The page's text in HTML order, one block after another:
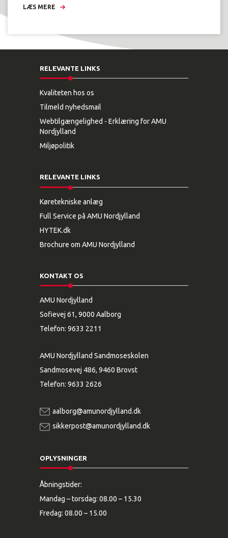
LÆS MERE
RELEVANTE LINKS
Kvaliteten hos os
Tilmeld nyhedsmail
Webtilgængelighed - Erklæring for AMU
Nordjylland
Miljøpolitik
RELEVANTE LINKS
Køretekniske anlæg
Full Service på AMU Nordjylland
HYTEK.dk
Brochure om AMU Nordjylland
KONTAKT OS
AMU Nordjylland
Sofievej 61, 9000 Aalborg
Telefon: 9633 2211
AMU Nordjylland Sandmoseskolen
Sandmosevej 486, 9460 Brovst
Telefon: 9633 2626
aalborg@amunordjylland.dk
sikkerpost@amunordjylland.dk
OPLYSNINGER
Åbningstider:
Mandag – torsdag: 08.00 – 15.30
Fredag: 08.00 – 15.00